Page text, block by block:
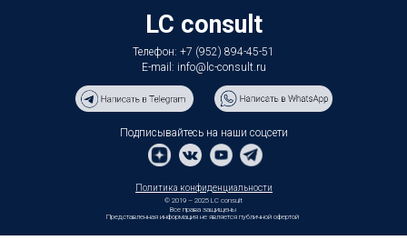
Телефон: +7 (952) 894-45-51
Подписывайтесь на наши соцсети
Все права защищены
Представленная информация не является публичной офертой
LC consult
Политика конфиденциальности
© 2019 – 2025 LC consult
E-mail: info@lc-consult.ru